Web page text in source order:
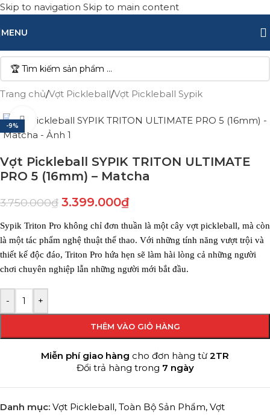
Skip to navigation Skip to main content
MENU
Trang chủ/Vợt Pickleball/Vợt Pickleball Sypik
-9%
Click to enlarge
Vợt Pickleball SYPIK TRITON ULTIMATE
PRO 5 (16mm) – Matcha
3.750.000₫ 3.399.000₫
Sypik Triton Pro không chỉ đơn thuần là một cây vợt pickleball, mà còn
là một tác phẩm nghệ thuật thể thao. Với những tính năng vượt trội và
thiết kế độc đáo, Triton Pro hứa hẹn sẽ làm hài lòng cả những người
chơi chuyên nghiệp lẫn những người mới bắt đầu.
- +
THÊM VÀO GIỎ HÀNG
Miễn phí giao hàng cho đơn hàng từ 2TR
Đổi trả hàng trong 7 ngày
Danh mục: Vợt Pickleball, Toàn Bộ Sản Phẩm, Vợt